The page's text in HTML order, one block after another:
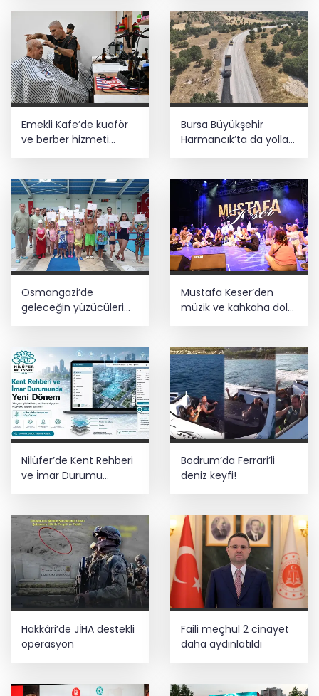
Emekli Kafe’de kuaför
ve berber hizmeti
Bursa Büyükşehir
Harmancık’ta da yolları
Osmangazi’de
geleceğin yüzücüleri
sertifikalarını aldı
Mustafa Keser’den
müzik ve kahkaha dolu
gece
Nilüfer’de Kent Rehberi
ve İmar Durumu
Sorgulama yenilendi
Bodrum’da Ferrari’li
deniz keyfi!
Hakkâri’de JİHA destekli
operasyon
Faili meçhul 2 cinayet
daha aydınlatıldı